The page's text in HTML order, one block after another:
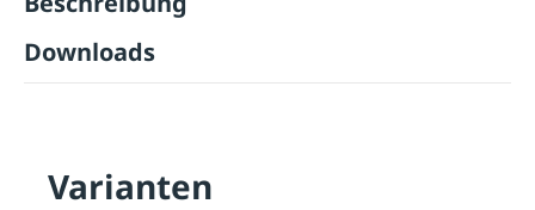
Downloads
Varianten